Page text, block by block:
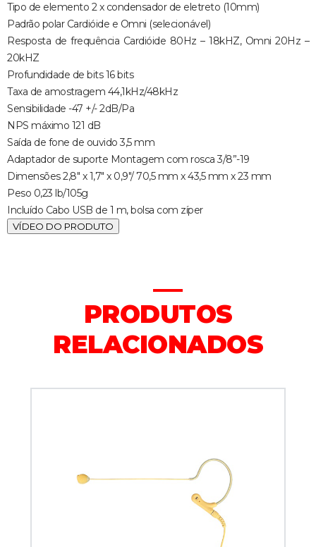
Tipo de elemento 2 x condensador de eletreto (10mm)
Padrão polar Cardióide e Omni (selecionável)
Resposta de frequência Cardióide 80Hz – 18kHZ, Omni 20Hz –
20kHZ
Profundidade de bits 16 bits
Taxa de amostragem 44,1kHz/48kHz
Sensibilidade -47 +/- 2dB/Pa
NPS máximo 121 dB
Saída de fone de ouvido 3,5 mm
Adaptador de suporte Montagem com rosca 3/8”-19
Dimensões 2,8" x 1,7" x 0,9"/ 70,5 mm x 43,5 mm x 23 mm
Peso 0,23 lb/105g
Incluído Cabo USB de 1 m, bolsa com zíper
VÍDEO DO PRODUTO
PRODUTOS
RELACIONADOS